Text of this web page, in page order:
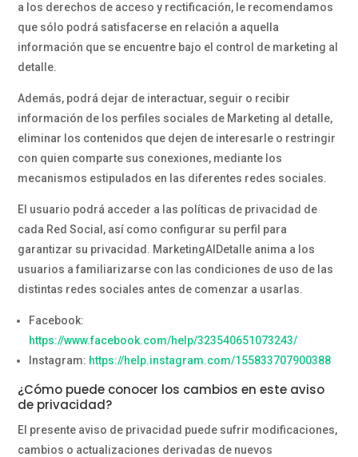
a los derechos de acceso y rectificación, le recomendamos
que sólo podrá satisfacerse en relación a aquella
información que se encuentre bajo el control de marketing al
detalle.
Además, podrá dejar de interactuar, seguir o recibir
información de los perfiles sociales de Marketing al detalle,
eliminar los contenidos que dejen de interesarle o restringir
con quien comparte sus conexiones, mediante los
mecanismos estipulados en las diferentes redes sociales.
El usuario podrá acceder a las políticas de privacidad de
cada Red Social, así como configurar su perfil para
garantizar su privacidad. MarketingAlDetalle anima a los
usuarios a familiarizarse con las condiciones de uso de las
distintas redes sociales antes de comenzar a usarlas.
Facebook:
https://www.facebook.com/help/323540651073243/
Instagram: https://help.instagram.com/155833707900388
¿Cómo puede conocer los cambios en este aviso
de privacidad?
El presente aviso de privacidad puede sufrir modificaciones,
cambios o actualizaciones derivadas de nuevos